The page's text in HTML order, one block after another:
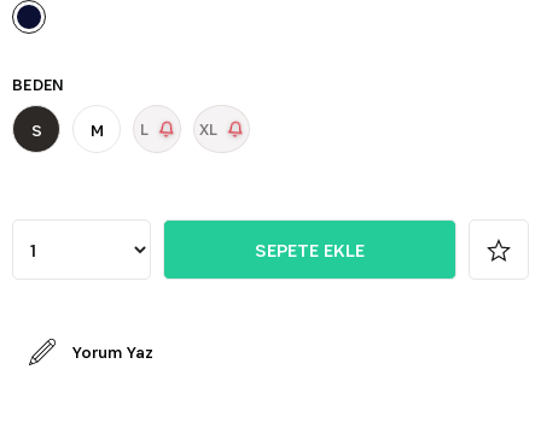
BEDEN
S M L XL
Yorum Yaz